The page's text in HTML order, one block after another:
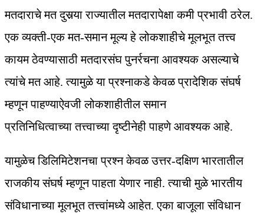
मतदाराचे मत दुसर्‍या राज्यातील मतदारापेक्षा कमी प्रभावी ठरेल.
एक व्यक्ती-एक मत-समान मूल्य हे लोकशाहीचे मूलभूत तत्त्व
कायम ठेवण्यासाठी मतदारसंघ पुनर्रचना आवश्यक असल्याचे
त्यांचे मत आहे. त्यामुळे या प्रश्नाकडे केवळ प्रादेशिक संघर्ष
म्हणून पाहण्याऐवजी लोकशाहीतील समान
प्रतिनिधित्वाच्या तत्त्वाच्या दृष्टीनेही पाहणे आवश्यक आहे.
यामुळेच डिलिमिटेशनचा प्रश्न केवळ उत्तर-दक्षिण भारतातील
राजकीय संघर्ष म्हणून पाहता येणार नाही. त्याची मुळे भारतीय
संविधानाच्या मूलभूत तत्त्वांमध्ये आहेत. एका बाजूला संविधान